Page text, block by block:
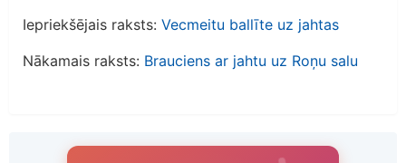
Iepriekšējais raksts: Vecmeitu ballīte uz jahtas
Nākamais raksts: Brauciens ar jahtu uz Roņu salu